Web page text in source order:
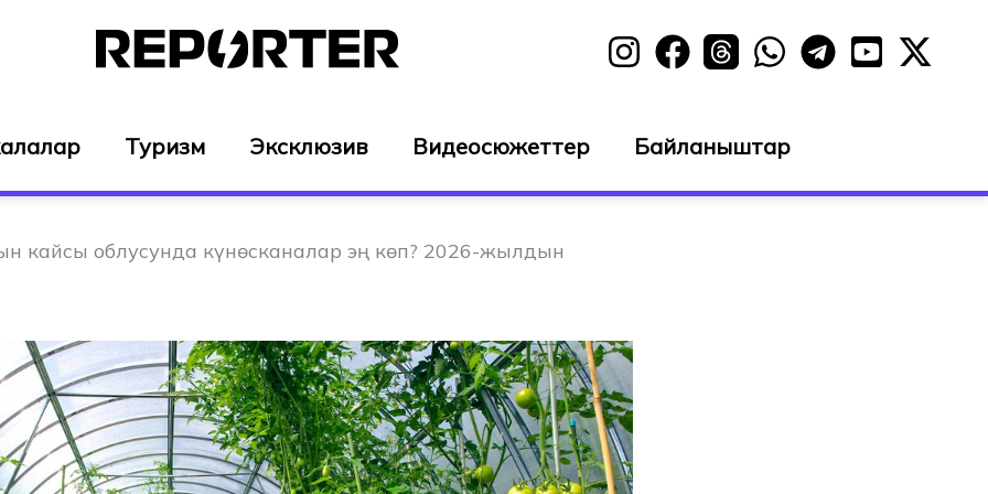
Туризм Эксклюзив Видеосюжеттер Байланыштар
кайсы облусунда күнөсканалар эң көп? 2026-жылдын